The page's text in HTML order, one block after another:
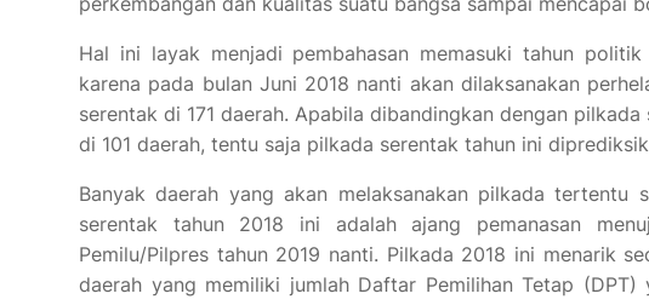
Hal ini layak menjadi pembahasan memasuki tahun
karena pada bulan Juni 2018 nanti akan dilaksanakan
serentak di 171 daerah. Apabila dibandingkan dengan
di 101 daerah, tentu saja pilkada serentak tahun ini
Banyak daerah yang akan melaksanakan pilkada tertentu
serentak tahun 2018 ini adalah ajang pemanasan
Pemilu/Pilpres tahun 2019 nanti. Pilkada 2018 ini menarik
daerah yang memiliki jumlah Daftar Pemilihan Tetap